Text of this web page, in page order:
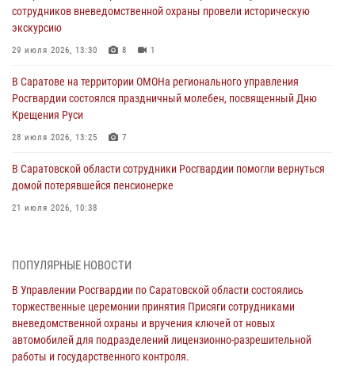
сотрудников вневедомственной охраны провели историческую
экскурсию
29 июля 2026, 13:30 8 1
В Саратове на территории ОМОНа регионального управления
Росгвардии состоялся праздничный молебен, посвященный Дню
Крещения Руси
28 июля 2026, 13:25 7
В Саратовской области сотрудники Росгвардии помогли вернуться
домой потерявшейся пенсионерке
21 июля 2026, 10:38
вневедомственной охраны и вручения ключей от новых
автомобилей для подразделений лицензионно-разрешительной
работы и государственного контроля.
18 июля 2026, 13:37 10 1
В Саратовской области самые лучшие каникулы проходят с
ПОПУЛЯРНЫЕ НОВОСТИ
В Управлении Росгвардии по Саратовской области состоялись
торжественные церемонии принятия Присяги сотрудниками
вневедомственной охраны и вручения ключей от новых
автомобилей для подразделений лицензионно-разрешительной
работы и государственного контроля.